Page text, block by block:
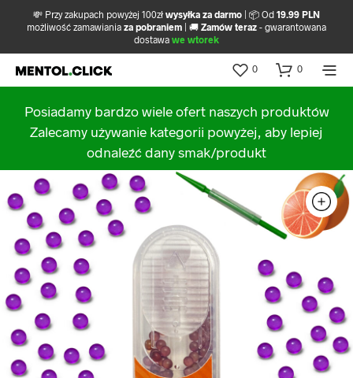
💸 Przy zakupach powyżej 100zł wysyłka za darmo | 📦 Od 19.99 PLN
możliwość zamawiania za pobraniem | 🚚 Zamów teraz - gwarantowana
dostawa we wtorek
0 0
Posiadamy bardzo wiele ofert naszych produktów
Zalecamy używanie kategorii powyżej, aby lepiej
odnaleźć dany smak/produkt